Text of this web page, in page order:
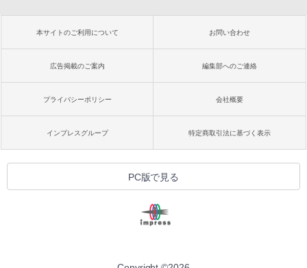
本サイトのご利用について お問い合わせ
広告掲載のご案内 編集部へのご連絡
プライバシーポリシー 会社概要
インプレスグループ 特定商取引法に基づく表示
PC版で見る